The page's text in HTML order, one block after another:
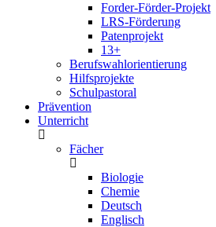
Forder-Förder-Projekt
LRS-Förderung
Patenprojekt
13+
Berufswahlorientierung
Hilfsprojekte
Schulpastoral
Prävention
Unterricht
Fächer
Biologie
Chemie
Deutsch
Englisch